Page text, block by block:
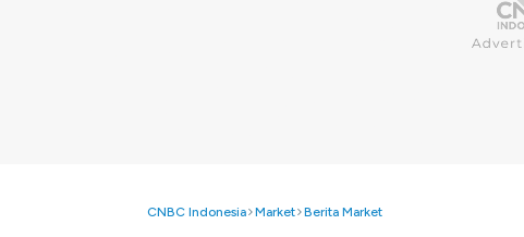
CNBC Indonesia Market Berita Market